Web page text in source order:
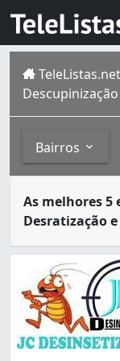
TeleListas.net
Bairros
Acupe de
Baixa de
Barra (1)
Barreiras (5)
Boca do Rio
Bonfim (2)
Brotas (12)
As melhores 5
Desratização
Salvador ,